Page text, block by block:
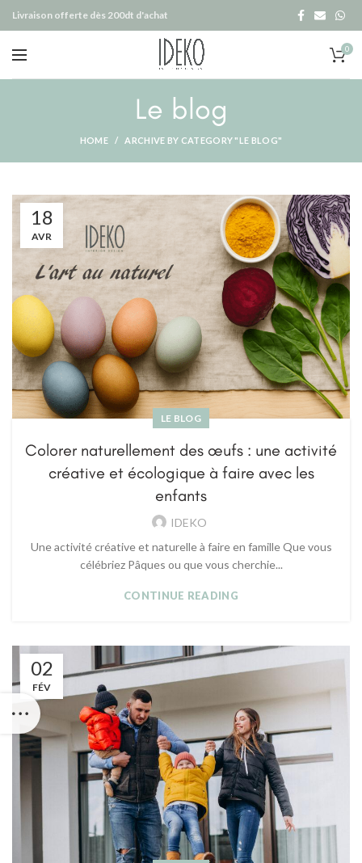
Livraison offerte dès 200dt d'achat
0
Le blog
HOME ARCHIVE BY CATEGORY "LE BLOG"
18
AVR
LE BLOG
Colorer naturellement des œufs : une activité
créative et écologique à faire avec les
enfants
IDEKO
Une activité créative et naturelle à faire en famille Que vous
célébriez Pâques ou que vous cherchie...
CONTINUE READING
02
FÉV